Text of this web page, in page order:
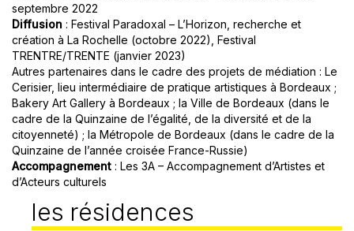
septembre 2022
Diffusion : Festival Paradoxal – L’Horizon, recherche et
création à La Rochelle (octobre 2022), Festival
TRENTRE/TRENTE (janvier 2023)
Autres partenaires dans le cadre des projets de médiation : Le
Cerisier, lieu intermédiaire de pratique artistiques à Bordeaux ;
Bakery Art Gallery à Bordeaux ; la Ville de Bordeaux (dans le
cadre de la Quinzaine de l’égalité, de la diversité et de la
citoyenneté) ; la Métropole de Bordeaux (dans le cadre de la
Quinzaine de l’année croisée France-Russie)
Accompagnement : Les 3A – Accompagnement d’Artistes et
d’Acteurs culturels
les résidences